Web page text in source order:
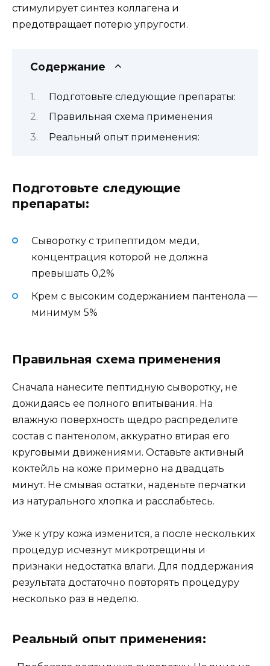
стимулирует синтез коллагена и
предотвращает потерю упругости.
Содержание
Подготовьте следующие препараты:
Правильная схема применения
Реальный опыт применения:
Подготовьте следующие
препараты:
Сыворотку с трипептидом меди,
концентрация которой не должна
превышать 0,2%
Крем с высоким содержанием пантенола —
минимум 5%
Правильная схема применения
Сначала нанесите пептидную сыворотку, не
дожидаясь ее полного впитывания. На
влажную поверхность щедро распределите
состав с пантенолом, аккуратно втирая его
круговыми движениями. Оставьте активный
коктейль на коже примерно на двадцать
минут. Не смывая остатки, наденьте перчатки
из натурального хлопка и расслабьтесь.
Уже к утру кожа изменится, а после нескольких
процедур исчезнут микротрещины и
признаки недостатка влаги. Для поддержания
результата достаточно повторять процедуру
несколько раз в неделю.
Реальный опыт применения: